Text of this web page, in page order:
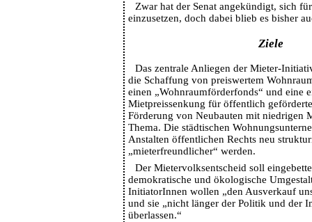
Zwar hat der Senat angekündigt, sich
einzusetzen, doch dabei blieb es bisher
Ziele
Das zentrale Anliegen der Mieter-
die Schaffung von preiswertem
einen „Wohnraumförderfonds“ und eine
Mietpreissenkung für öffentlich
Förderung von Neubauten mit niedrigen
Thema. Die städtischen
Anstalten öffentlichen Rechts neu
„mieterfreundlicher“ werden.
Der Mietervolksentscheid soll
demokratische und ökologische
InitiatorInnen wollen „den Ausverkauf
und sie „nicht länger der Politik und der
überlassen.“